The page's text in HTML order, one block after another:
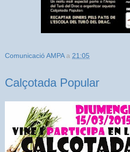
Comunicació AMPA a 21:05
Calçotada Popular